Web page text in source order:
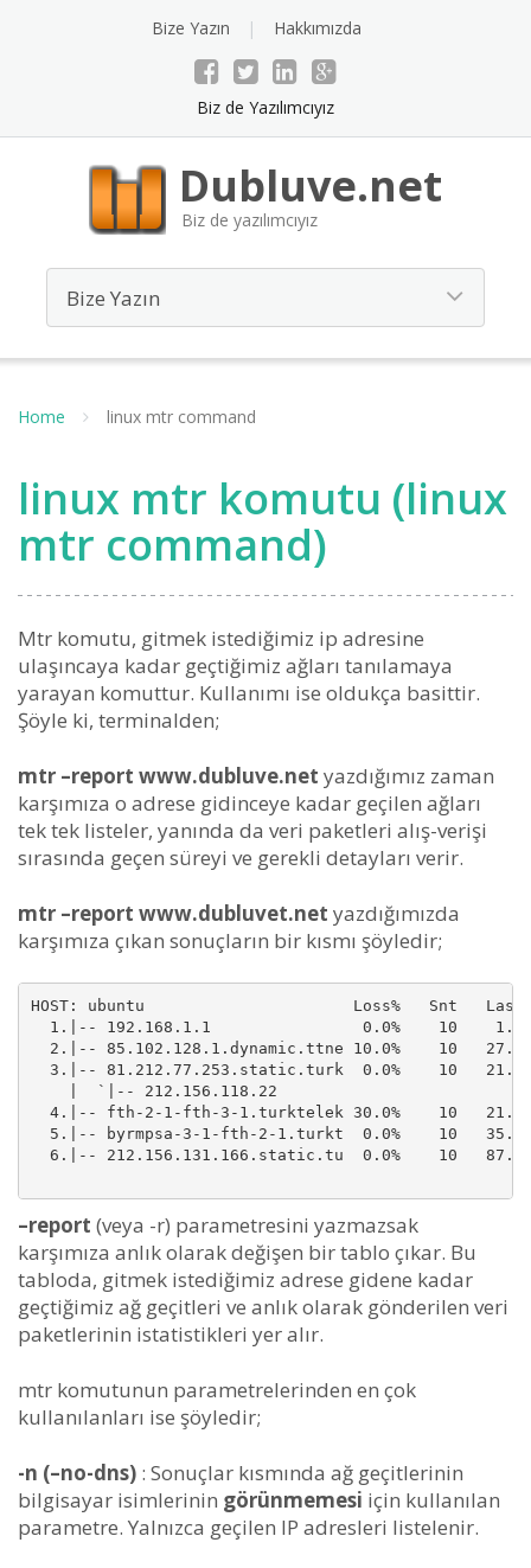
Bize Yazın Hakkımızda
Biz de Yazılımcıyız
Dubluve.net
Biz de yazılımcıyız
Home linux mtr command
linux mtr komutu (linux
mtr command)
Mtr komutu, gitmek istediğimiz ip adresine
ulaşıncaya kadar geçtiğimiz ağları tanılamaya
yarayan komuttur. Kullanımı ise oldukça basittir.
Şöyle ki, terminalden;
mtr –report www.dubluve.net yazdığımız zaman
karşımıza o adrese gidinceye kadar geçilen ağları
tek tek listeler, yanında da veri paketleri alış-verişi
sırasında geçen süreyi ve gerekli detayları verir.
mtr –report www.dubluvet.net yazdığımızda
karşımıza çıkan sonuçların bir kısmı şöyledir;
HOST: ubuntu                      Loss%   Snt   Last
1.|-- 192.168.1.1                0.0%    10
2.|-- 85.102.128.1.dynamic.ttne 10.0%    10
3.|-- 81.212.77.253.static.turk  0.0%    10
    |  `|-- 212.156.118.22
4.|-- fth-2-1-fth-3-1.turktelek 30.0%    10
5.|-- byrmpsa-3-1-fth-2-1.turkt  0.0%    10
6.|-- 212.156.131.166.static.tu  0.0%    10
–report (veya -r) parametresini yazmazsak
karşımıza anlık olarak değişen bir tablo çıkar. Bu
tabloda, gitmek istediğimiz adrese gidene kadar
geçtiğimiz ağ geçitleri ve anlık olarak gönderilen veri
paketlerinin istatistikleri yer alır.
mtr komutunun parametrelerinden en çok
kullanılanları ise şöyledir;
-n (–no-dns) : Sonuçlar kısmında ağ geçitlerinin
bilgisayar isimlerinin görünmemesi için kullanılan
parametre. Yalnızca geçilen IP adresleri listelenir.